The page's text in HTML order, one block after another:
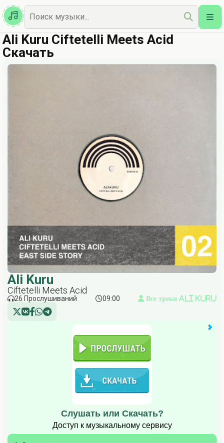
Казахская
Наш Топ
Ali Kuru Ciftetelli Meets Acid
Скачать
Ali Kuru
Ciftetelli Meets Acid
26 Прослушиваний 09:00 Все треки Ali Kuru
Слушать или Скачать?
Доступ к музыкальному сервису